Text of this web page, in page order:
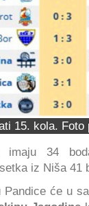
15. kola. Foto
imaju 34
iz Niša 41
Pandice će u